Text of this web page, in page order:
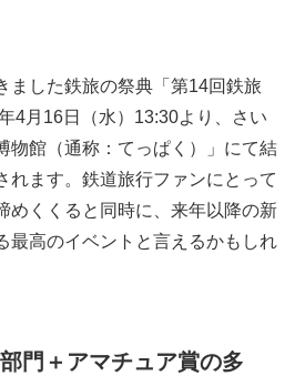
ました鉄旅の祭典「第14回鉄旅
4月16日（水）13:30より、さい
物館（通称：てっぱく）」にて結
れます。鉄道旅行ファンにとって
めくくると同時に、来年以降の新
最高のイベントと言えるかもしれ
門＋アマチュア賞の多